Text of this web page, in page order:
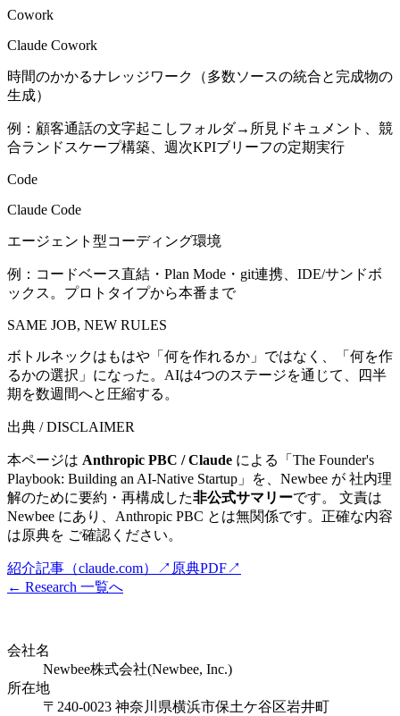
Cowork
Claude Cowork
時間のかかるナレッジワーク（多数ソースの統合と完成物の
生成）
例： 顧客通話の文字起こしフォルダ→所見ドキュメント、競
合ランドスケープ構築、週次KPIブリーフの定期実行
Code
Claude Code
エージェント型コーディング環境
例： コードベース直結・Plan Mode・git連携、IDE/サンドボ
ックス。プロトタイプから本番まで
SAME JOB, NEW RULES
ボトルネックはもはや「何を作れるか」ではなく、「何を作
るかの選択」になった。AIは4つのステージを通じて、四半
期を数週間へと圧縮する。
出典 / DISCLAIMER
本ページは Anthropic PBC / Claude による「 The Founder's
Playbook: Building an AI-Native Startup 」を、Newbee が 社内理
解のために要約・再構成した非公式サマリーです。 文責は
Newbee にあり、Anthropic PBC とは無関係です。正確な内容
は原典を ご確認ください。
紹介記事（claude.com） ↗ 原典PDF↗
← Research 一覧へ
会社名
Newbee株式会社(Newbee, Inc.)
所在地
〒240-0023 神奈川県横浜市保土ケ谷区岩井町